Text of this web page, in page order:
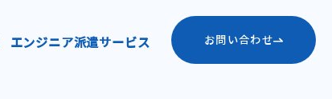
お問い合わせ
エンジニア派遣サービス